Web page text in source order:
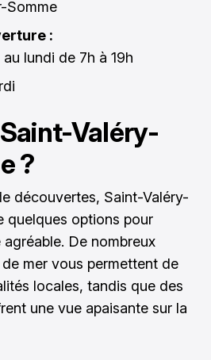
Somme
:
lundi de 7h à 19h
Valéry-
?
découvertes, Saint-Valéry-
quelques options pour
agréable. De nombreux
mer vous permettent de
locales, tandis que des
une vue apaisante sur la